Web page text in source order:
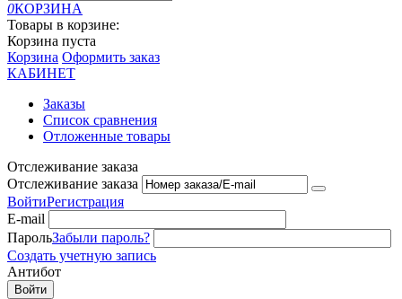
0КОРЗИНА
Товары в корзине:
Корзина пуста
Корзина Оформить заказ
КАБИНЕТ
Заказы
Список сравнения
Отложенные товары
Отслеживание заказа
Отслеживание заказа
ВойтиРегистрация
E-mail
ПарольЗабыли пароль?
Создать учетную запись
Антибот
Войти